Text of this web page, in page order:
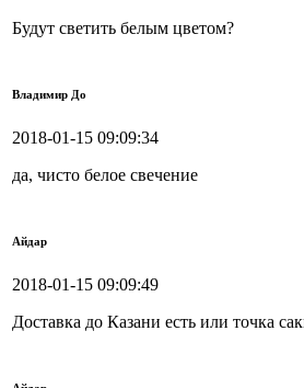
Будут светить белым цветом?
Владимир До
2018-01-15 09:09:34
да, чисто белое свечение
Айдар
2018-01-15 09:09:49
Доставка до Казани есть или точка